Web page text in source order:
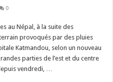
0
au Népal, à la suite des
provoqués par des pluies
Katmandou, selon un nouveau
parties de l’est et du centre
vendredi, …